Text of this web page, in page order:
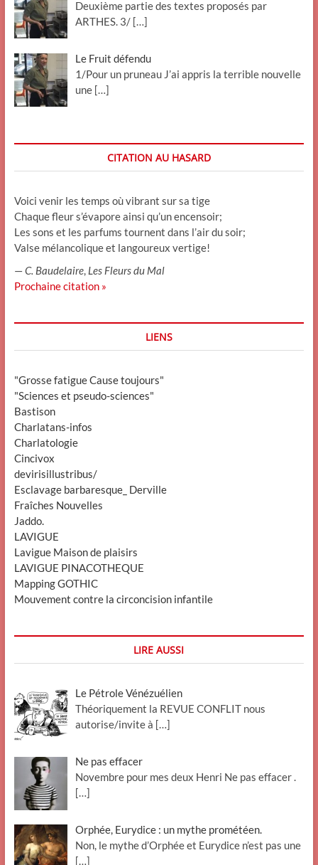
Deuxième partie des textes proposés par
ARTHES. 3/ […]
Le Fruit défendu
1/Pour un pruneau J’ai appris la terrible nouvelle
une […]
CITATION AU HASARD
Voici venir les temps où vibrant sur sa tige
Chaque fleur s’évapore ainsi qu’un encensoir;
Les sons et les parfums tournent dans l’air du soir;
Valse mélancolique et langoureux vertige!
—C. Baudelaire, Les Fleurs du Mal
Prochaine citation »
LIENS
"Grosse fatigue Cause toujours"
"Sciences et pseudo-sciences"
Bastison
Charlatans-infos
Charlatologie
Cincivox
devirisillustribus/
Esclavage barbaresque_ Derville
Fraîches Nouvelles
Jaddo.
LAVIGUE
Lavigue Maison de plaisirs
LAVIGUE PINACOTHEQUE
Mapping GOTHIC
Mouvement contre la circoncision infantile
LIRE AUSSI
Le Pétrole Vénézuélien
Théoriquement la REVUE CONFLIT nous
autorise/invite à […]
Ne pas effacer
Novembre pour mes deux Henri Ne pas effacer .
[…]
Orphée, Eurydice : un mythe prométéen.
Non, le mythe d’Orphée et Eurydice n’est pas une
[…]